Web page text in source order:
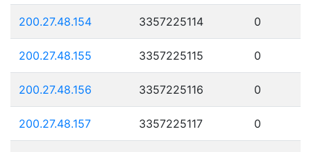
200.27.48.154 3357225114 0
200.27.48.155 3357225115 0
200.27.48.156 3357225116 0
200.27.48.157 3357225117 0